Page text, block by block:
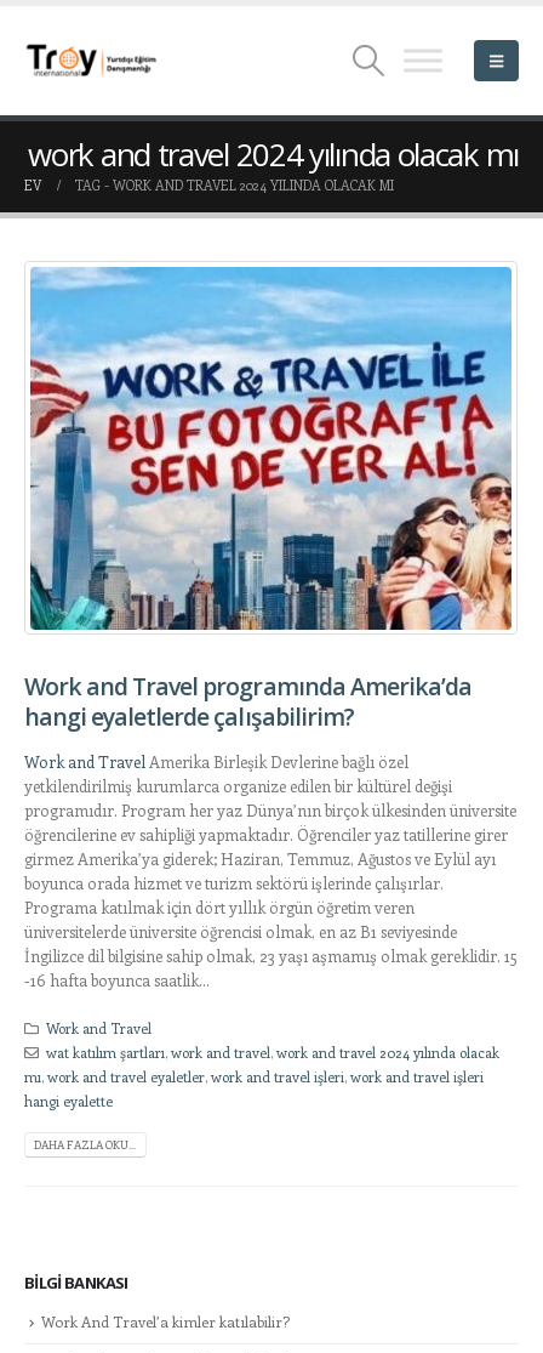
work and travel 2024 yılında olacak mı
EV TAG - WORK AND TRAVEL 2024 YILINDA OLACAK MI
Work and Travel programında Amerika’da
hangi eyaletlerde çalışabilirim?
Work and Travel Amerika Birleşik Devlerine bağlı özel
yetkilendirilmiş kurumlarca organize edilen bir kültürel değişi
programıdır. Program her yaz Dünya’nın birçok ülkesinden üniversite
öğrencilerine ev sahipliği yapmaktadır. Öğrenciler yaz tatillerine girer
girmez Amerika’ya giderek; Haziran, Temmuz, Ağustos ve Eylül ayı
boyunca orada hizmet ve turizm sektörü işlerinde çalışırlar.
Programa katılmak için dört yıllık örgün öğretim veren
üniversitelerde üniversite öğrencisi olmak, en az B1 seviyesinde
İngilizce dil bilgisine sahip olmak, 23 yaşı aşmamış olmak gereklidir. 15
-16 hafta boyunca saatlik...
Work and Travel
wat katılım şartları,work and travel,work and travel 2024 yılında olacak
mı,work and travel eyaletler,work and travel işleri,work and travel işleri
hangi eyalette
DAHA FAZLA OKU...
BILGI BANKASI
Work And Travel’a kimler katılabilir?